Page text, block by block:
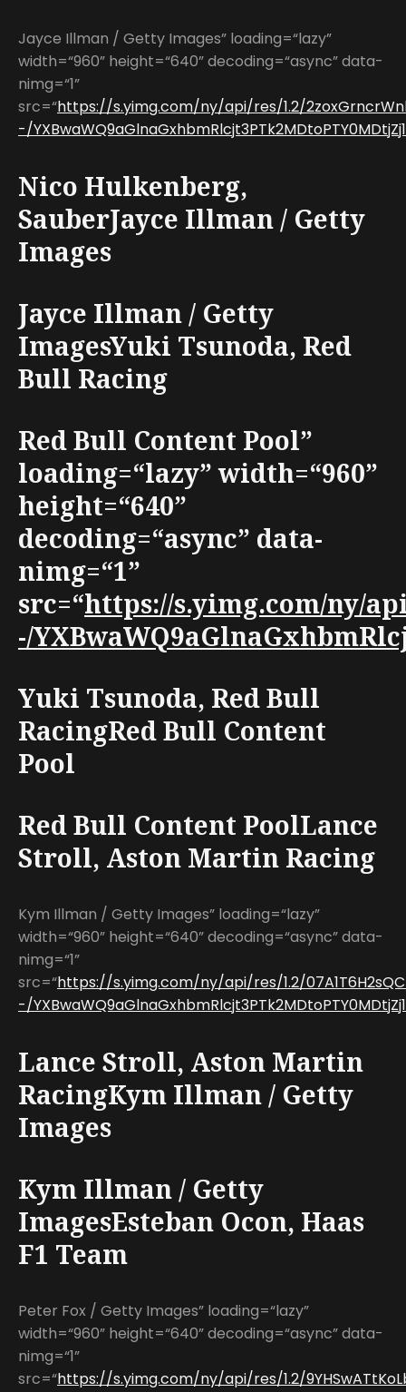
Jayce Illman / Getty Images” loading=“lazy”
width=“960” height=“640” decoding=“async” data-
nimg=“1”
src=“https://s.yimg.com/ny/api/res/1.2/
-/
Nico Hulkenberg,
SauberJayce Illman / Getty
Images
Jayce Illman / Getty
ImagesYuki Tsunoda, Red
Bull Racing
Red Bull Content Pool”
loading=“lazy” width=“960”
height=“640”
decoding=“async” data-
nimg=“1”
src=“https://s.yimg.com/ny/
-/
Yuki Tsunoda, Red Bull
RacingRed Bull Content
Pool
Red Bull Content PoolLance
Stroll, Aston Martin Racing
Kym Illman / Getty Images” loading=“lazy”
width=“960” height=“640” decoding=“async” data-
nimg=“1”
src=“https://s.yimg.com/ny/api/res/1.2/
-/
Lance Stroll, Aston Martin
RacingKym Illman / Getty
Images
Kym Illman / Getty
ImagesEsteban Ocon, Haas
F1 Team
Peter Fox / Getty Images” loading=“lazy”
width=“960” height=“640” decoding=“async” data-
nimg=“1”
src=“https://s.yimg.com/ny/api/res/1.2/